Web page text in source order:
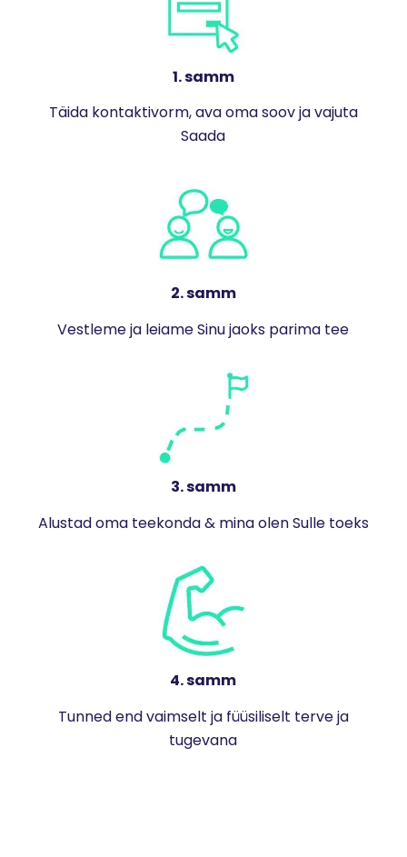
1. samm
Täida kontaktivorm, ava oma soov ja vajuta
Saada
2. samm
Vestleme ja leiame Sinu jaoks parima tee
3. samm
Alustad oma teekonda & mina olen Sulle toeks
4. samm
Tunned end vaimselt ja füüsiliselt terve ja
tugevana